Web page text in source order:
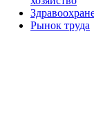
Рынок труда